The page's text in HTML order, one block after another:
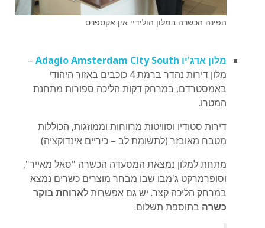
הפינה הכשרה במלון הולידיי אין אקספרס
מלון אדג'יו Adagio Amsterdam City South
–
מלון דירות נהדר ברמת 4 כוכבים באזור היהודי
באמסטרדם, במרחק דקות הליכה ספורות מתחנת
המטרו.
דירות סטודיו וסוויטות מרווחות וממוזגות, הכוללות
מטבח מאובזר (לתשומת לב – כיריים אינדוקציה)
מתחת למלון נמצאת המסעדה הכשרה "סאל מאייר",
וסופרמרקט ג'מבו שבו מבחר מוצרים כשרים נמצא
במרחק הליכה קצר. יש גם אפשרות לארוחת בוקר
כשרה בתוספת תשלום.